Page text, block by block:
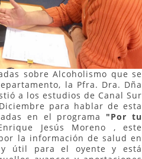
sobre Alcoholismo que se
la Pfra. Dra. Dña
a los estudios de Canal Sur
para hablar de esta
en el programa "Por tu
Jesús Moreno , este
la información de salud en
útil para el oyente y está